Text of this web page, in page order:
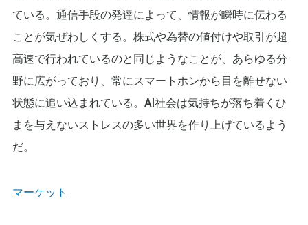
ている。通信手段の発達によって、情報が瞬時に伝わる
ことが気ぜわしくする。株式や為替の値付けや取引が超
高速で行われているのと同じようなことが、あらゆる分
野に広がっており、常にスマートホンから目を離せない
状態に追い込まれている。AI社会は気持ちが落ち着くひ
まを与えないストレスの多い世界を作り上げているよう
だ。
マーケット